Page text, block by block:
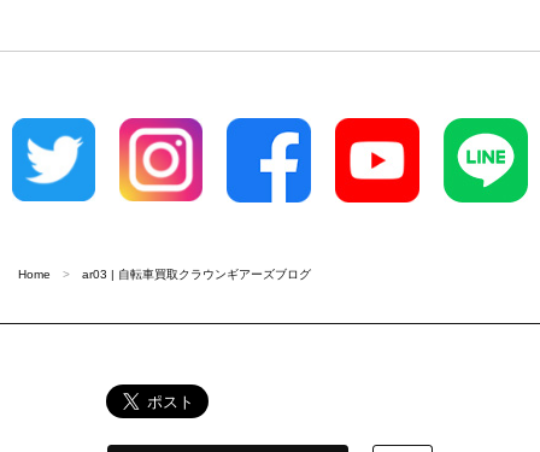
Home ar03 | 自転車買取クラウンギアーズブログ